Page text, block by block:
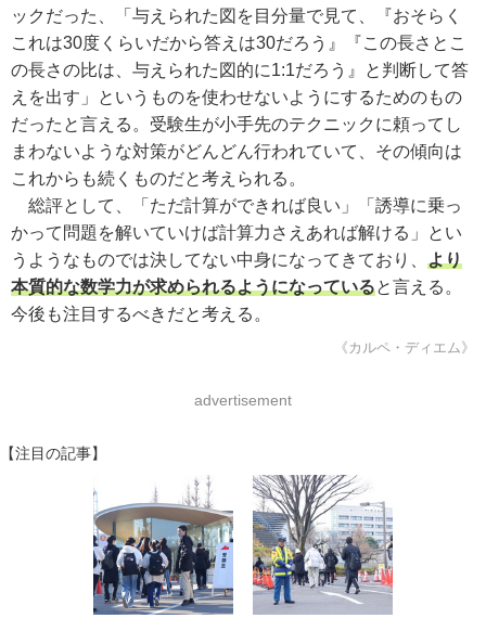
ックだった、「与えられた図を目分量で見て、『おそらく
これは30度くらいだから答えは30だろう』『この長さとこ
の長さの比は、与えられた図的に1:1だろう』と判断して答
えを出す」というものを使わせないようにするためのもの
だったと言える。受験生が小手先のテクニックに頼ってし
まわないような対策がどんどん行われていて、その傾向は
これからも続くものだと考えられる。
総評として、「ただ計算ができれば良い」「誘導に乗っ
かって問題を解いていけば計算力さえあれば解ける」とい
うようなものでは決してない中身になってきており、 より
本質的な数学力が求められるようになっていると言える。
今後も注目するべきだと考える。
《カルペ・ディエム》
advertisement
【注目の記事】